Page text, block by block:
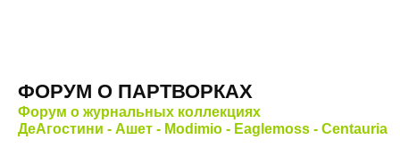
ФОРУМ О ПАРТВОРКАХ
Форум о журнальных коллекциях
ДеАгостини - Ашет - Modimio - Eaglemoss - Centauria